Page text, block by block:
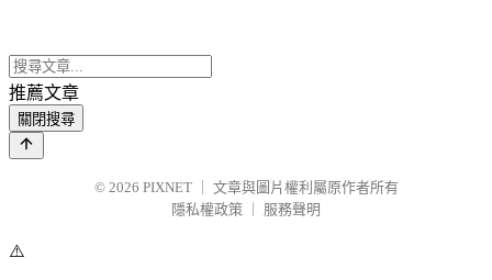
推薦文章
關閉搜尋
© 2026 PIXNET
文章與圖片權利屬原作者所有
隱私權政策
服務聲明
⚠️